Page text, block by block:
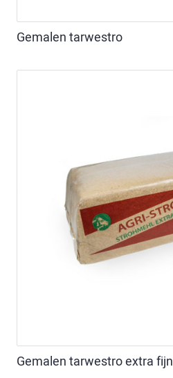
Gemalen tarwestro
Gemalen tarwestro extra fijn